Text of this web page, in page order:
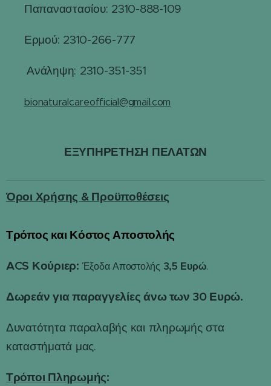
Παπαναστασίου: 2310-888-109
Ερμού: 2310-266-777
Ανάληψη: 2310-351-351
bionaturalcareofficial@gmail.com
ΕΞΥΠΗΡΕΤΗΣΗ ΠΕΛΑΤΩΝ
Όροι Χρήσης & Προϋποθέσεις
Τρόπος και Κόστος Αποστολής
ACS Κούριερ: Έξοδα Αποστολής 3,5 Ευρώ.
Δωρεάν για παραγγελίες άνω των 30 Ευρώ.
Δυνατότητα παραλαβής και πληρωμής στα
καταστήματά μας.
Τρόποι Πληρωμής: